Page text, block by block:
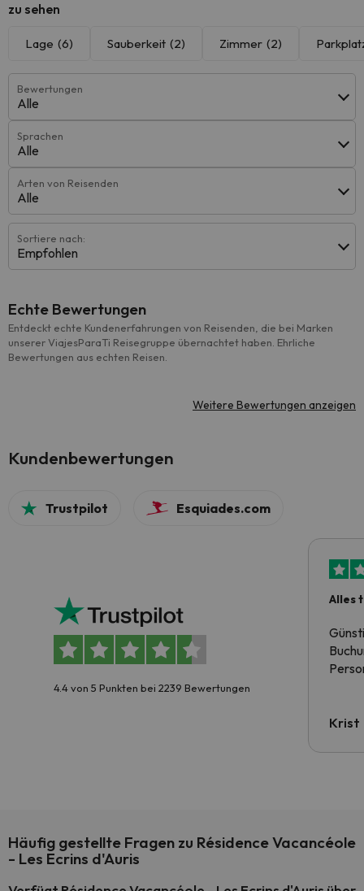
zu sehen
Lage (6) Sauberkeit (2) Zimmer (2)
Bewertungen
Alle
Sprachen
Alle
Arten von Reisenden
Alle
Sortiere nach:
Empfohlen
Echte Bewertungen
Entdeckt echte Kundenerfahrungen von Reisenden, die bei Marken
unserer ViajesParaTi Reisegruppe übernachtet haben. Ehrliche
Bewertungen aus echten Reisen.
Weitere Bewertungen anzeigen
Kundenbewertungen
Trustpilot Esquiades.com
4.4 von 5 Punkten bei 2239 Bewertungen
Alles
Krist
Häufig gestellte Fragen zu Résidence Vacancéole
- Les Ecrins d'Auris